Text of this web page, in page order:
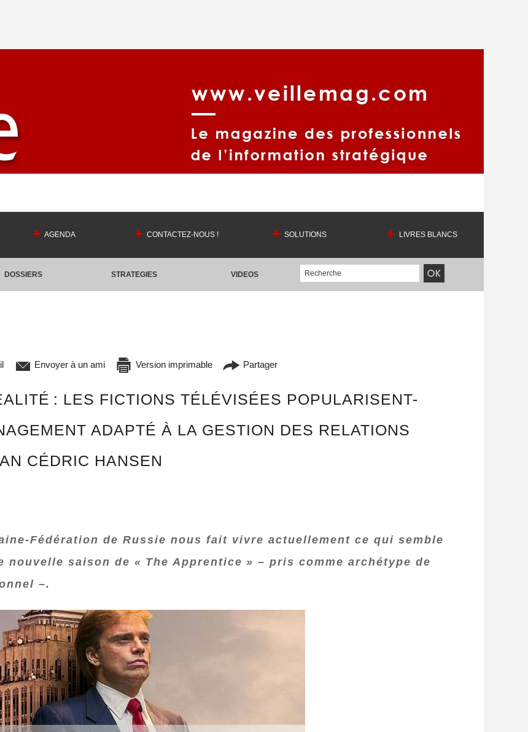
AGENDA CONTACTEZ-NOUS ! SOLUTIONS LIVRES BLANCS
DOSSIERS STRATEGIES VIDEOS
Envoyer à un ami Version imprimable Partager
: LES FICTIONS TÉLÉVISÉES POPULARISENT-
ADAPTÉ À LA GESTION DES RELATIONS
CÉDRIC HANSEN
Fédération de Russie nous fait vivre actuellement ce qui semble
nouvelle saison de « The Apprentice » – pris comme archétype de
–.